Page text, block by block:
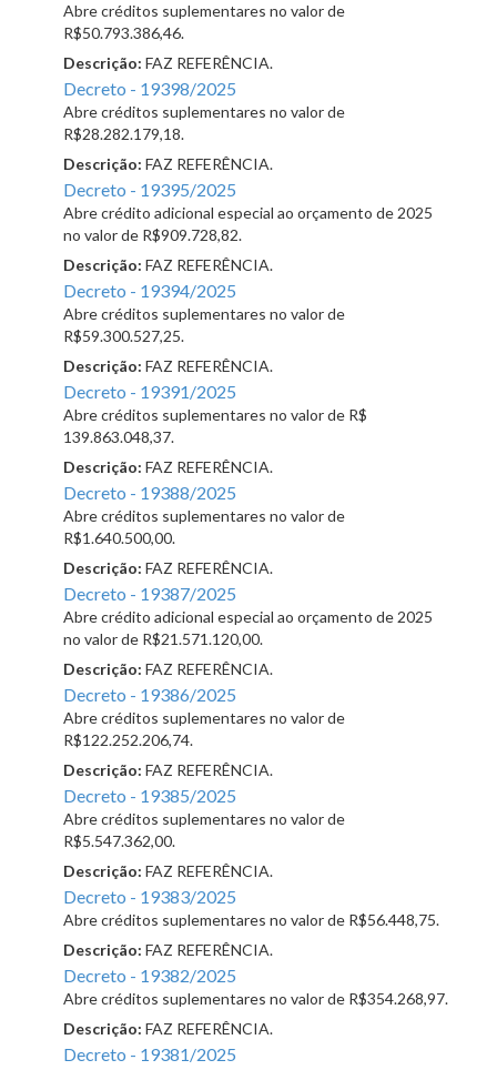
Abre créditos suplementares no valor de
R$50.793.386,46.
Descrição: FAZ REFERÊNCIA.
Decreto - 19398/2025
Abre créditos suplementares no valor de
R$28.282.179,18.
Descrição: FAZ REFERÊNCIA.
Decreto - 19395/2025
Abre crédito adicional especial ao orçamento de 2025
no valor de R$909.728,82.
Descrição: FAZ REFERÊNCIA.
Decreto - 19394/2025
Abre créditos suplementares no valor de
R$59.300.527,25.
Descrição: FAZ REFERÊNCIA.
Decreto - 19391/2025
Abre créditos suplementares no valor de R$
139.863.048,37.
Descrição: FAZ REFERÊNCIA.
Decreto - 19388/2025
Abre créditos suplementares no valor de
R$1.640.500,00.
Descrição: FAZ REFERÊNCIA.
Decreto - 19387/2025
Abre crédito adicional especial ao orçamento de 2025
no valor de R$21.571.120,00.
Descrição: FAZ REFERÊNCIA.
Decreto - 19386/2025
Abre créditos suplementares no valor de
R$122.252.206,74.
Descrição: FAZ REFERÊNCIA.
Decreto - 19385/2025
Abre créditos suplementares no valor de
R$5.547.362,00.
Descrição: FAZ REFERÊNCIA.
Decreto - 19383/2025
Abre créditos suplementares no valor de R$56.448,75.
Descrição: FAZ REFERÊNCIA.
Decreto - 19382/2025
Abre créditos suplementares no valor de R$354.268,97.
Descrição: FAZ REFERÊNCIA.
Decreto - 19381/2025